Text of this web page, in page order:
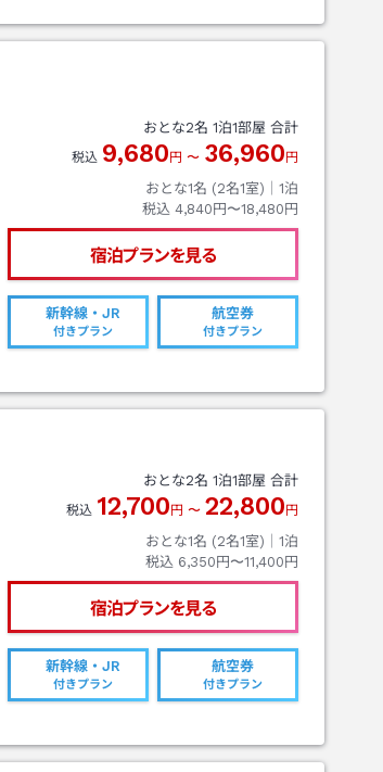
おとな2名 1泊1部屋 合計
税込 9,680 円 〜 36,960 円
おとな1名 (2名1室)｜ 1泊
税込 4,840円〜18,480円
宿泊プランを見る
新幹線・JR
付きプラン
航空券
付きプラン
おとな2名 1泊1部屋 合計
税込 12,700 円 〜 22,800 円
おとな1名 (2名1室)｜ 1泊
税込 6,350円〜11,400円
宿泊プランを見る
新幹線・JR
付きプラン
航空券
付きプラン